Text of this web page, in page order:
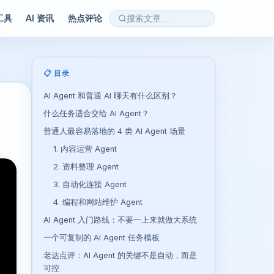
具 AI 资讯 热点评论
📋 目录
AI Agent 和普通 AI 聊天有什么区别？
什么任务适合交给 AI Agent？
普通人最容易落地的 4 类 AI Agent 场景
1. 内容运营 Agent
2. 资料整理 Agent
3. 自动化连接 Agent
4. 编程和网站维护 Agent
AI Agent 入门路线：不要一上来就做大系统
一个可复制的 AI Agent 任务模板
老达点评：AI Agent 的关键不是自动，而是
可控